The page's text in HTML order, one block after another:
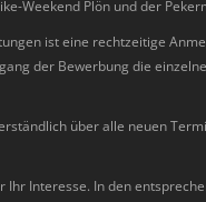
Weekend Plön und der
ist eine rechtzeitige
der Bewerbung die
über alle neuen
Ihr Interesse. In den